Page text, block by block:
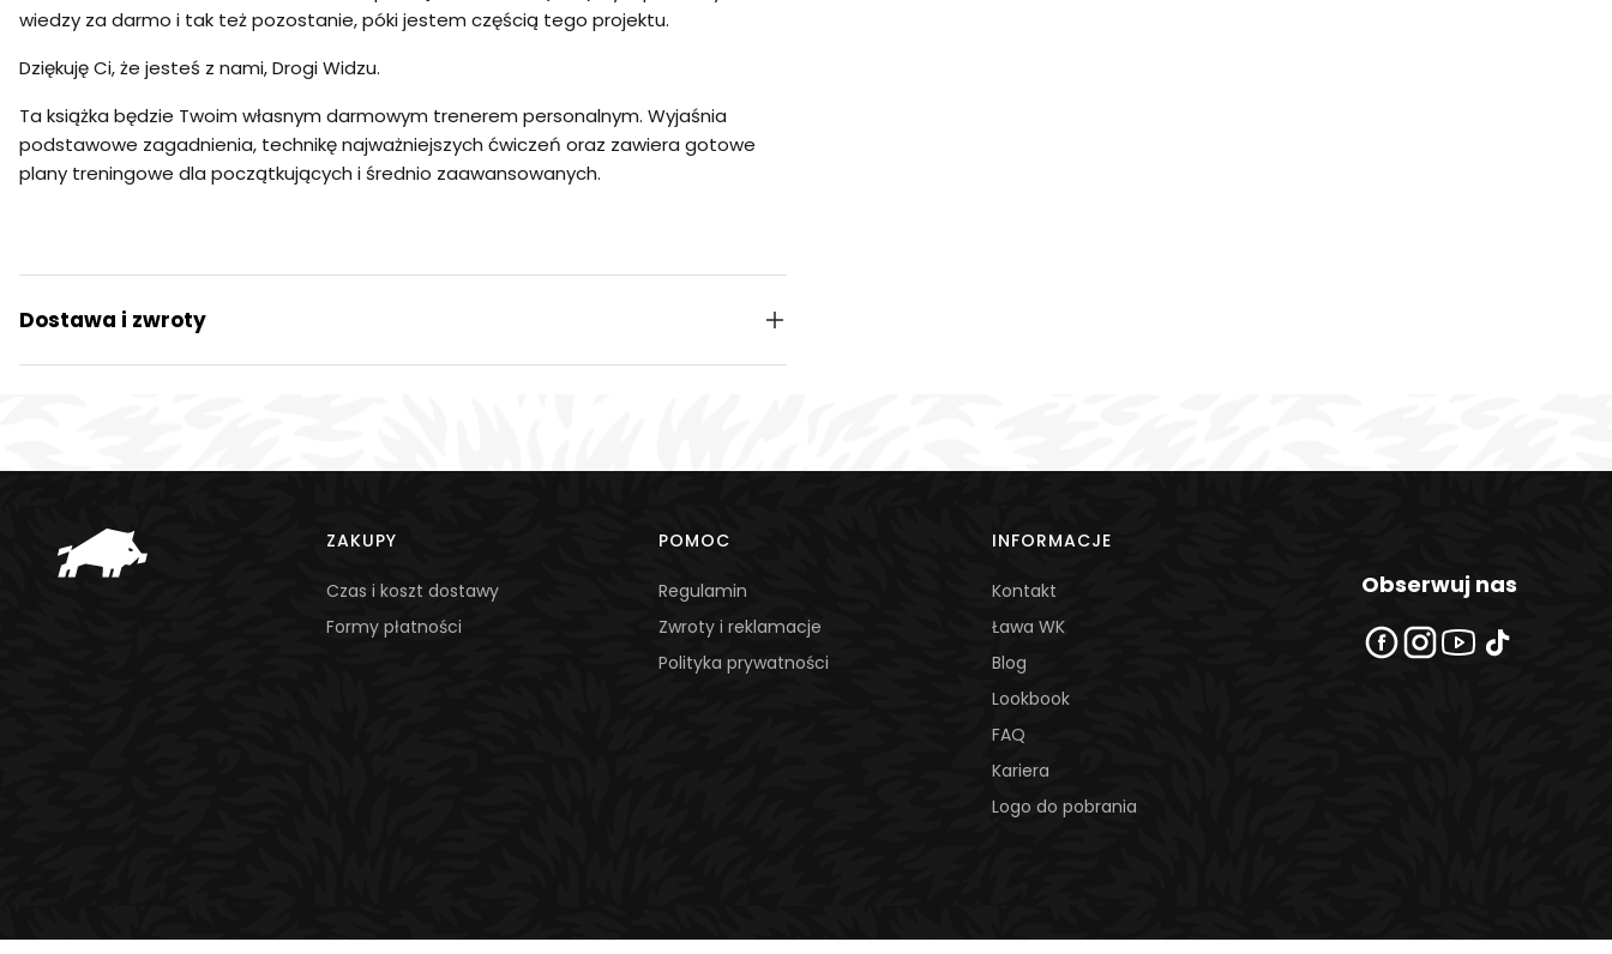
wiedzy za darmo i tak też pozostanie, póki jestem częścią tego projektu.
Dziękuję Ci, że jesteś z nami, Drogi Widzu.
Ta książka będzie Twoim własnym darmowym trenerem personalnym. Wyjaśnia
podstawowe zagadnienia, technikę najważniejszych ćwiczeń oraz zawiera gotowe
plany treningowe dla początkujących i średnio zaawansowanych.
Dostawa i zwroty
Linki w stopce
ZAKUPY
Czas i koszt dostawy
Formy płatności
POMOC
Regulamin
Zwroty i reklamacje
Polityka prywatności
INFORMACJE
Kontakt
Ława WK
Blog
Lookbook
FAQ
Kariera
Logo do pobrania
Obserwuj nas